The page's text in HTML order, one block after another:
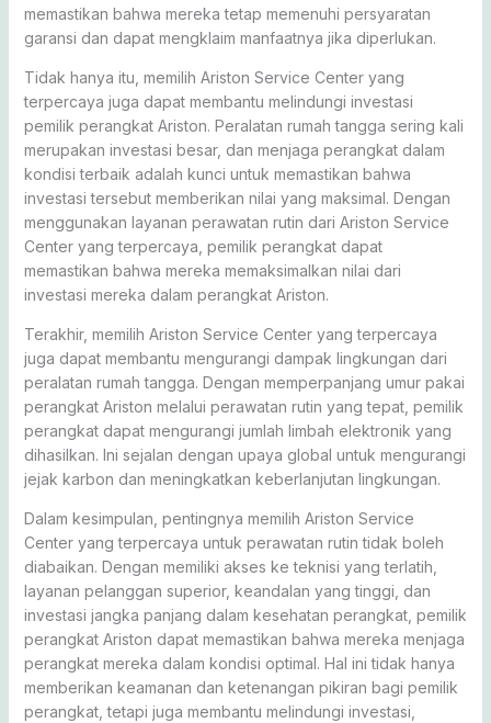
memastikan bahwa mereka tetap memenuhi persyaratan
garansi dan dapat mengklaim manfaatnya jika diperlukan.
Tidak hanya itu, memilih Ariston Service Center yang
terpercaya juga dapat membantu melindungi investasi
pemilik perangkat Ariston. Peralatan rumah tangga sering kali
merupakan investasi besar, dan menjaga perangkat dalam
kondisi terbaik adalah kunci untuk memastikan bahwa
investasi tersebut memberikan nilai yang maksimal. Dengan
menggunakan layanan perawatan rutin dari Ariston Service
Center yang terpercaya, pemilik perangkat dapat
memastikan bahwa mereka memaksimalkan nilai dari
investasi mereka dalam perangkat Ariston.
Terakhir, memilih Ariston Service Center yang terpercaya
juga dapat membantu mengurangi dampak lingkungan dari
peralatan rumah tangga. Dengan memperpanjang umur pakai
perangkat Ariston melalui perawatan rutin yang tepat, pemilik
perangkat dapat mengurangi jumlah limbah elektronik yang
dihasilkan. Ini sejalan dengan upaya global untuk mengurangi
jejak karbon dan meningkatkan keberlanjutan lingkungan.
Dalam kesimpulan, pentingnya memilih Ariston Service
Center yang terpercaya untuk perawatan rutin tidak boleh
diabaikan. Dengan memiliki akses ke teknisi yang terlatih,
layanan pelanggan superior, keandalan yang tinggi, dan
investasi jangka panjang dalam kesehatan perangkat, pemilik
perangkat Ariston dapat memastikan bahwa mereka menjaga
perangkat mereka dalam kondisi optimal. Hal ini tidak hanya
memberikan keamanan dan ketenangan pikiran bagi pemilik
perangkat, tetapi juga membantu melindungi investasi,